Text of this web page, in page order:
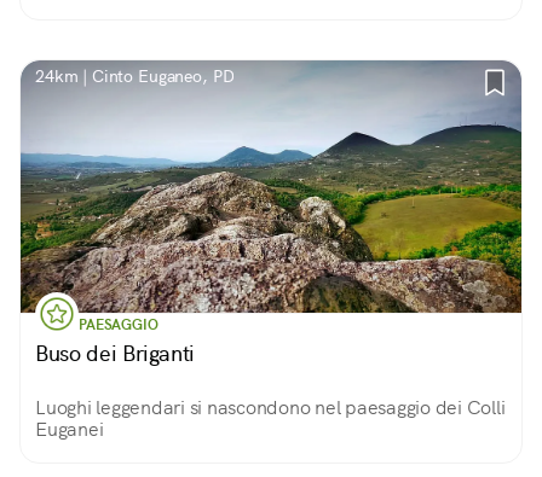
24km | Cinto Euganeo, PD
PAESAGGIO
Buso dei Briganti
Luoghi leggendari si nascondono nel paesaggio dei Colli
Euganei